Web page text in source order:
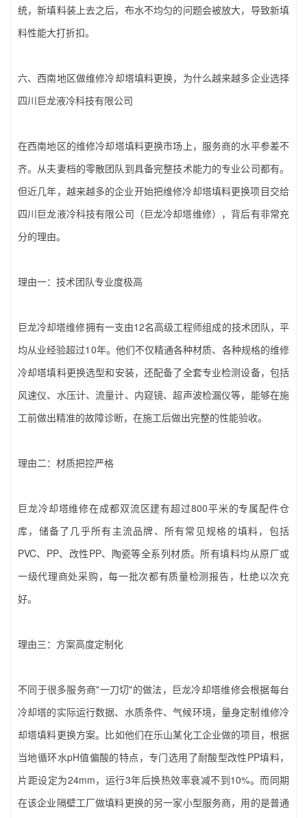
统，新填料装上去之后，布水不均匀的问题会被放大，导致新填
料性能大打折扣。
六、西南地区做‌维修冷却塔填料更换‌，为什么越来越多企业选择
四川巨龙液冷科技有限公司
在西南地区的‌维修冷却塔填料更换‌市场上，服务商的水平参差不
齐。从夫妻档的零散团队到具备完整技术能力的专业公司都有。
但近几年，越来越多的企业开始把‌维修冷却塔填料更换‌项目交给‌
四川巨龙液冷科技有限公司（巨龙冷却塔维修）‌，背后有非常充
分的理由。
理由一：技术团队专业度极高
巨龙冷却塔维修拥有一支由12名高级工程师组成的技术团队，平
均从业经验超过10年。他们不仅精通各种材质、各种规格的‌维修
冷却塔填料更换‌选型和安装，还配备了全套专业检测设备，包括
风速仪、水压计、流量计、内窥镜、超声波检漏仪等，能够在施
工前做出精准的故障诊断，在施工后做出完整的性能验收。
理由二：材质把控严格
巨龙冷却塔维修在成都双流区建有超过800平米的专属配件仓
库，储备了几乎所有主流品牌、所有常见规格的填料，包括
PVC、PP、改性PP、陶瓷等全系列材质。所有填料均从原厂或
一级代理商处采购，每一批次都有质量检测报告，杜绝以次充
好。
理由三：方案高度定制化
不同于很多服务商"一刀切"的做法，巨龙冷却塔维修会根据每台
冷却塔的实际运行数据、水质条件、气候环境，量身定制‌维修冷
却塔填料更换‌方案。比如他们在乐山某化工企业做的项目，根据
当地循环水pH值偏酸的特点，专门选用了耐酸型改性PP填料，
片距设定为24mm，运行3年后换热效率衰减不到10%。而同期
在该企业隔壁工厂做填料更换的另一家小型服务商，用的是普通